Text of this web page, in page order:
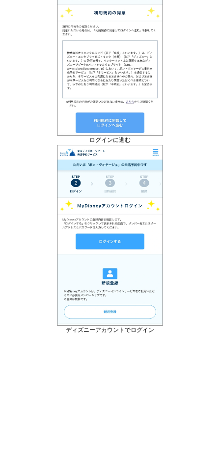
ログインに進む
ディズニーアカウントでログイン